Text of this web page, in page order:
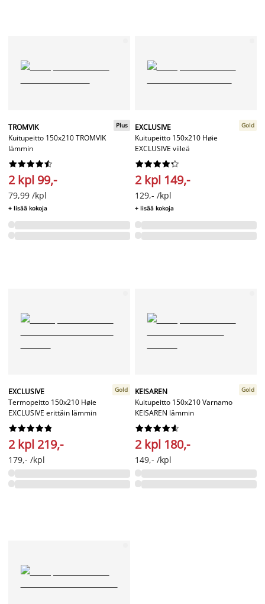
TROMVIK
Kuitupeitto 150x210 TROMVIK
lämmin
Plus






2 kpl 99,-
79,99 /kpl
+ lisää kokoja
EXCLUSIVE
Kuitupeitto 150x210 Høie
EXCLUSIVE viileä
Gold






2 kpl 149,-
129,- /kpl
+ lisää kokoja
EXCLUSIVE
Termopeitto 150x210 Høie
EXCLUSIVE erittäin lämmin
Gold






2 kpl 219,-
179,- /kpl
KEISAREN
Kuitupeitto 150x210 Varnamo
KEISAREN lämmin
Gold






2 kpl 180,-
149,- /kpl